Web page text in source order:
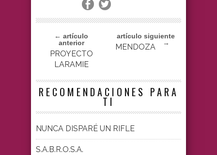
← artículo
anterior
PROYECTO
LARAMIE
artículo siguiente
→
MENDOZA
RECOMENDACIONES PARA
TI
NUNCA DISPARÉ UN RIFLE
S.A.B.R.O.S.A.